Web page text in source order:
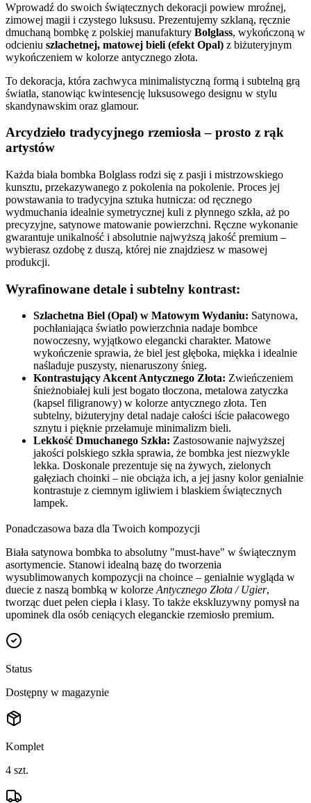
Wprowadź do swoich świątecznych dekoracji powiew mroźnej,
zimowej magii i czystego luksusu. Prezentujemy szklaną, ręcznie
dmuchaną bombkę z polskiej manufaktury Bolglass, wykończoną w
odcieniu szlachetnej, matowej bieli (efekt Opal) z biżuteryjnym
wykończeniem w kolorze antycznego złota.
To dekoracja, która zachwyca minimalistyczną formą i subtelną grą
światła, stanowiąc kwintesencję luksusowego designu w stylu
skandynawskim oraz glamour.
Arcydzieło tradycyjnego rzemiosła – prosto z rąk
artystów
Każda biała bombka Bolglass rodzi się z pasji i mistrzowskiego
kunsztu, przekazywanego z pokolenia na pokolenie. Proces jej
powstawania to tradycyjna sztuka hutnicza: od ręcznego
wydmuchania idealnie symetrycznej kuli z płynnego szkła, aż po
precyzyjne, satynowe matowanie powierzchni. Ręczne wykonanie
gwarantuje unikalność i absolutnie najwyższą jakość premium –
wybierasz ozdobę z duszą, której nie znajdziesz w masowej
produkcji.
Wyrafinowane detale i subtelny kontrast:
Szlachetna Biel (Opal) w Matowym Wydaniu: Satynowa,
pochłaniająca światło powierzchnia nadaje bombce
nowoczesny, wyjątkowo elegancki charakter. Matowe
wykończenie sprawia, że biel jest głęboka, miękka i idealnie
naśladuje puszysty, nienaruszony śnieg.
Kontrastujący Akcent Antycznego Złota: Zwieńczeniem
śnieżnobiałej kuli jest bogato tłoczona, metalowa zatyczka
(kapsel filigranowy) w kolorze antycznego złota. Ten
subtelny, biżuteryjny detal nadaje całości iście pałacowego
sznytu i pięknie przełamuje minimalizm bieli.
Lekkość Dmuchanego Szkła: Zastosowanie najwyższej
jakości polskiego szkła sprawia, że bombka jest niezwykle
lekka. Doskonale prezentuje się na żywych, zielonych
gałęziach choinki – nie obciąża ich, a jej jasny kolor genialnie
kontrastuje z ciemnym igliwiem i blaskiem świątecznych
lampek.
Ponadczasowa baza dla Twoich kompozycji
Biała satynowa bombka to absolutny "must-have" w świątecznym
asortymencie. Stanowi idealną bazę do tworzenia
wysublimowanych kompozycji na choince – genialnie wygląda w
duecie z naszą bombką w kolorze Antycznego Złota / Ugier,
tworząc duet pełen ciepła i klasy. To także ekskluzywny pomysł na
upominek dla osób ceniących eleganckie rzemiosło premium.
Status
Dostępny w magazynie
Komplet
4 szt.